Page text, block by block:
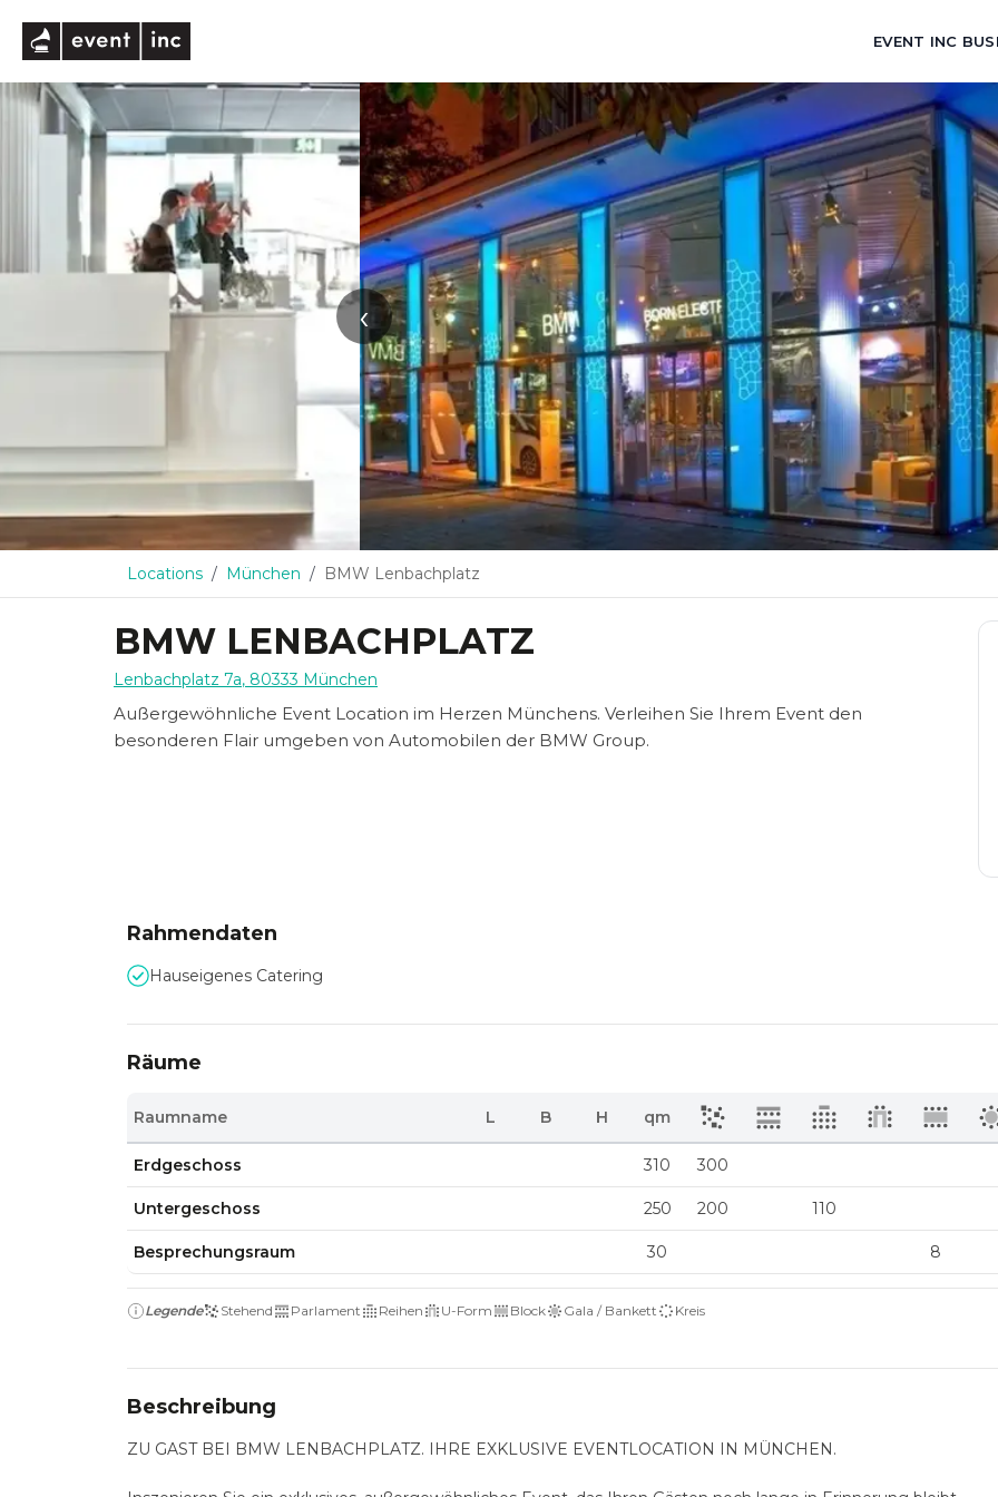
EVENT INC
‹
Locations München BMW Lenbachplatz
BMW LENBACHPLATZ
Lenbachplatz 7a, 80333 München
Außergewöhnliche Event Location im Herzen Münchens. Verleihen Sie Ihrem Event den
besonderen Flair umgeben von Automobilen der BMW Group.
Rahmendaten
Hauseigenes Catering
Räume
Raumname L B H qm
Erdgeschoss 310 300
Untergeschoss 250 200 110
Besprechungsraum 30 8
Legende Stehend Parlament Reihen U-Form Block Gala / Bankett Kreis
Beschreibung
ZU GAST BEI BMW LENBACHPLATZ. IHRE EXKLUSIVE EVENTLOCATION IN MÜNCHEN.